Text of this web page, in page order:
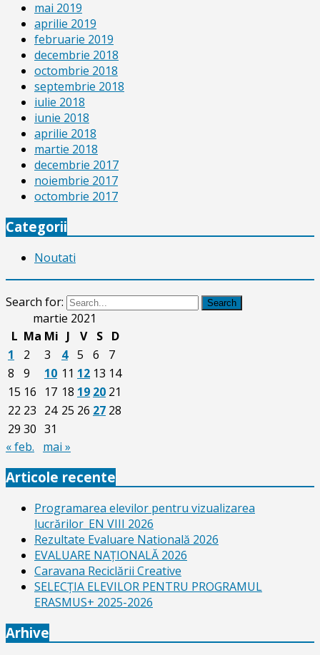
mai 2019
aprilie 2019
februarie 2019
decembrie 2018
octombrie 2018
septembrie 2018
iulie 2018
iunie 2018
aprilie 2018
martie 2018
decembrie 2017
noiembrie 2017
octombrie 2017
Categorii
Noutati
Search for: Search
martie 2021
L Ma Mi J V S
D
1
2 3 4 5 6
7
8
9 10 11 12 13 14
15 16 17 18 19 20 21
22 23 24 25 26 27 28
29 30 31
« feb.
mai »
Articole recente
Programarea elevilor pentru vizualizarea
lucrărilor_EN VIII 2026
Rezultate Evaluare Natională 2026
EVALUARE NAŢIONALĂ 2026
Caravana Reciclării Creative
SELECŢIA ELEVILOR PENTRU PROGRAMUL
ERASMUS+ 2025-2026
Arhive